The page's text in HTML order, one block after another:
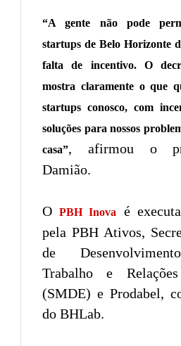
“A gente não pode
startups de Belo Horizonte
falta de incentivo. O
mostra claramente o que
startups conosco, com
soluções para nossos
casa”, afirmou o
Damião.
OPBH Inova
é
pela PBH Ativos,
de
Trabalho e
(SMDE) e Prodabel,
do BHLab.